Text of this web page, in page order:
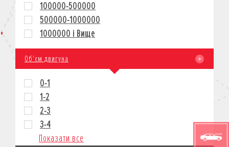
100000-500000
500000-1000000
1000000 і Вище
Об'єм двигуна
0-1
1-2
2-3
3-4
Показати все